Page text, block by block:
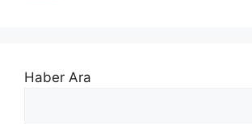
Haber Ara